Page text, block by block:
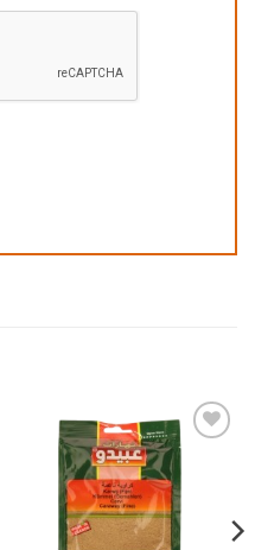
Add to